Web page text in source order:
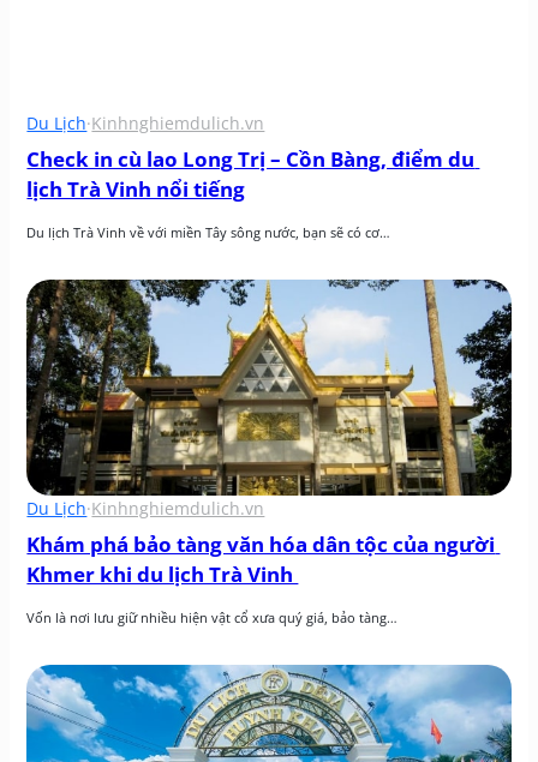
Du Lịch·Kinhnghiemdulich.vn
Check in cù lao Long Trị – Cồn Bàng, điểm du
lịch Trà Vinh nổi tiếng
Du lịch Trà Vinh về với miền Tây sông nước, bạn sẽ có cơ…
Du Lịch·Kinhnghiemdulich.vn
Khám phá bảo tàng văn hóa dân tộc của người
Khmer khi du lịch Trà Vinh
Vốn là nơi lưu giữ nhiều hiện vật cổ xưa quý giá, bảo tàng…